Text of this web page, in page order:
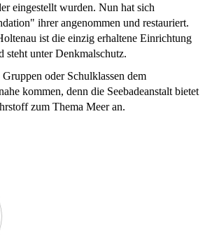
eingestellt wurden. Nun hat sich
ihrer angenommen und restauriert.
ist die einzig erhaltene Einrichtung
steht unter Denkmalschutz.
oder Schulklassen dem
kommen, denn die Seebadeanstalt bietet
zum Thema Meer an.